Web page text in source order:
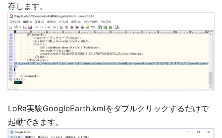
存します。
LoRa実験GoogleEarth.kmlをダブルクリックするだけで
起動できます。